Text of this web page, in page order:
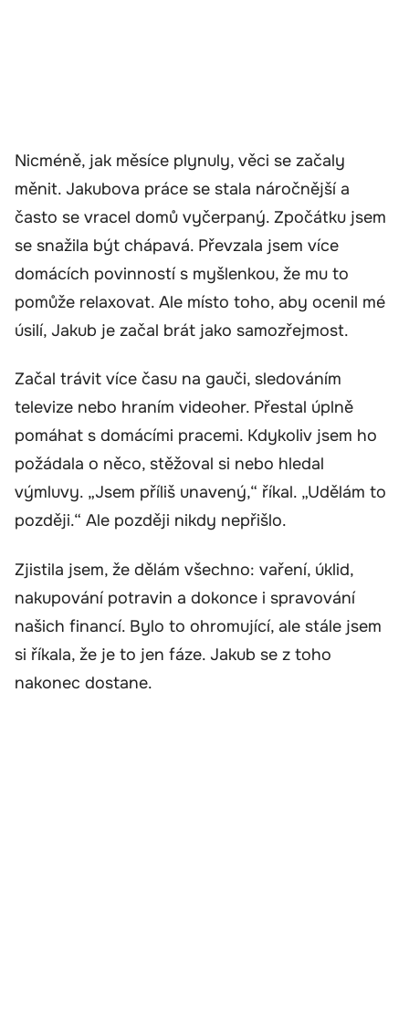
Nicméně, jak měsíce plynuly, věci se začaly
měnit. Jakubova práce se stala náročnější a
často se vracel domů vyčerpaný. Zpočátku jsem
se snažila být chápavá. Převzala jsem více
domácích povinností s myšlenkou, že mu to
pomůže relaxovat. Ale místo toho, aby ocenil mé
úsilí, Jakub je začal brát jako samozřejmost.
Začal trávit více času na gauči, sledováním
televize nebo hraním videoher. Přestal úplně
pomáhat s domácími pracemi. Kdykoliv jsem ho
požádala o něco, stěžoval si nebo hledal
výmluvy. „Jsem příliš unavený,“ říkal. „Udělám to
později.“ Ale později nikdy nepřišlo.
Zjistila jsem, že dělám všechno: vaření, úklid,
nakupování potravin a dokonce i spravování
našich financí. Bylo to ohromující, ale stále jsem
si říkala, že je to jen fáze. Jakub se z toho
nakonec dostane.